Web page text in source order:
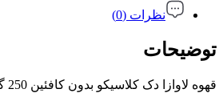
نظرات (0)
توضیحات
قهوه لاوازا دک کلاسیکو بدون کافئین 250 گرم